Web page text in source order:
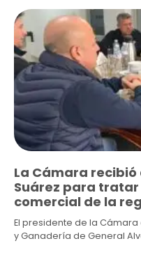
La Cámara
Suárez para
comercial de la
El presidente de la
y Ganadería de General